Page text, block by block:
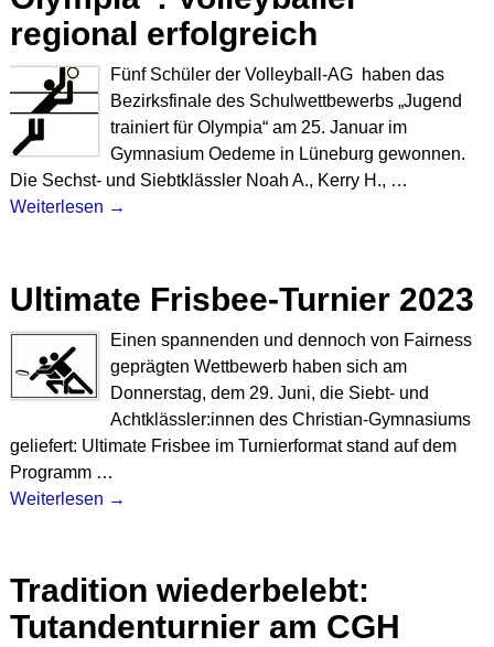
regional erfolgreich
Fünf Schüler der Volleyball-AG haben das
Bezirksfinale des Schulwettbewerbs „Jugend
trainiert für Olympia“ am 25. Januar im
Gymnasium Oedeme in Lüneburg gewonnen.
Die Sechst- und Siebtklässler Noah A., Kerry H., …
Weiterlesen →
Ultimate Frisbee-Turnier 2023
Einen spannenden und dennoch von Fairness
geprägten Wettbewerb haben sich am
Donnerstag, dem 29. Juni, die Siebt- und
Achtklässler:innen des Christian-Gymnasiums
geliefert: Ultimate Frisbee im Turnierformat stand auf dem
Programm …
Weiterlesen →
Tradition wiederbelebt:
Tutandenturnier am CGH